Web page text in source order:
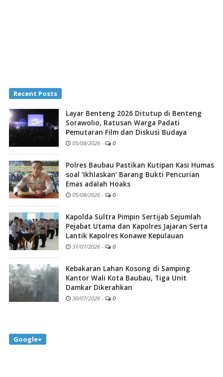
Recent Posts
Layar Benteng 2026 Ditutup di Benteng
Sorawolio, Ratusan Warga Padati
Pemutaran Film dan Diskusi Budaya
05/08/2026 - 0
Polres Baubau Pastikan Kutipan Kasi Humas
soal ‘Ikhlaskan’ Barang Bukti Pencurian
Emas adalah Hoaks
05/08/2026 - 0
Kapolda Sultra Pimpin Sertijab Sejumlah
Pejabat Utama dan Kapolres Jajaran Serta
Lantik Kapolres Konawe Kepulauan
31/07/2026 - 0
Kebakaran Lahan Kosong di Samping
Kantor Wali Kota Baubau, Tiga Unit
Damkar Dikerahkan
30/07/2026 - 0
Google+